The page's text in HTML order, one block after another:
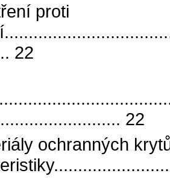
proti
22
22
ochranných